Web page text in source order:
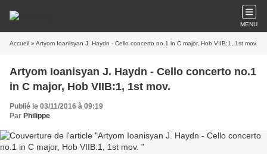
MENU
Accueil » Artyom Ioanisyan J. Haydn - Cello concerto no.1 in C major, Hob VIIB:1, 1st mov.
Artyom Ioanisyan J. Haydn - Cello concerto no.1
in C major, Hob VIIB:1, 1st mov.
Publié le 03/11/2016 à 09:19
Par Philippe